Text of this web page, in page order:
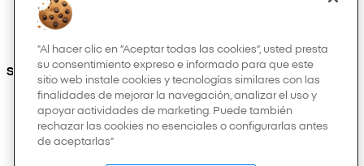
Mujer
Hombre
Otros
Síguenos en:
"Al hacer clic en “Aceptar todas las cookies”, usted presta
su consentimiento expreso e informado para que este
sitio web instale cookies y tecnologías similares con las
finalidades de mejorar la navegación, analizar el uso y
apoyar actividades de marketing. Puede también
rechazar las cookies no esenciales o configurarlas antes
de aceptarlas"